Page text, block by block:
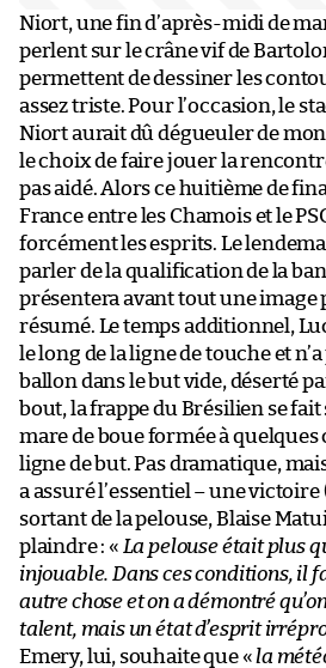
Niort, une fin d’après-midi de
perlent sur le crâne vif de
permettent de dessiner les
assez triste. Pour l’occasion, le
Niort aurait dû dégueuler de
le choix de faire jouer la
pas aidé. Alors ce huitième de
France entre les Chamois et le
forcément les esprits. Le
parler de la qualification de la
présentera avant tout une image
résumé. Le temps additionnel,
le long de la ligne de touche et
ballon dans le but vide, déserté
bout, la frappe du Brésilien se
mare de boue formée à quelques
ligne de but. Pas dramatique,
a assuré l’essentiel – une victoire
sortant de la pelouse, Blaise
plaindre : « La pelouse était plus
injouable. Dans ces conditions, il
autre chose et on a démontré
talent, mais un état d’esprit
Emery, lui, souhaite que « la